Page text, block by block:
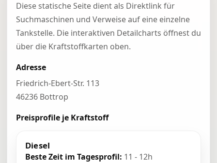
Diese statische Seite dient als Direktlink für
Suchmaschinen und Verweise auf eine einzelne
Tankstelle. Die interaktiven Detailcharts öffnest du
über die Kraftstoffkarten oben.
Adresse
Friedrich-Ebert-Str. 113
46236 Bottrop
Preisprofile je Kraftstoff
Diesel
Beste Zeit im Tagesprofil: 11 - 12h